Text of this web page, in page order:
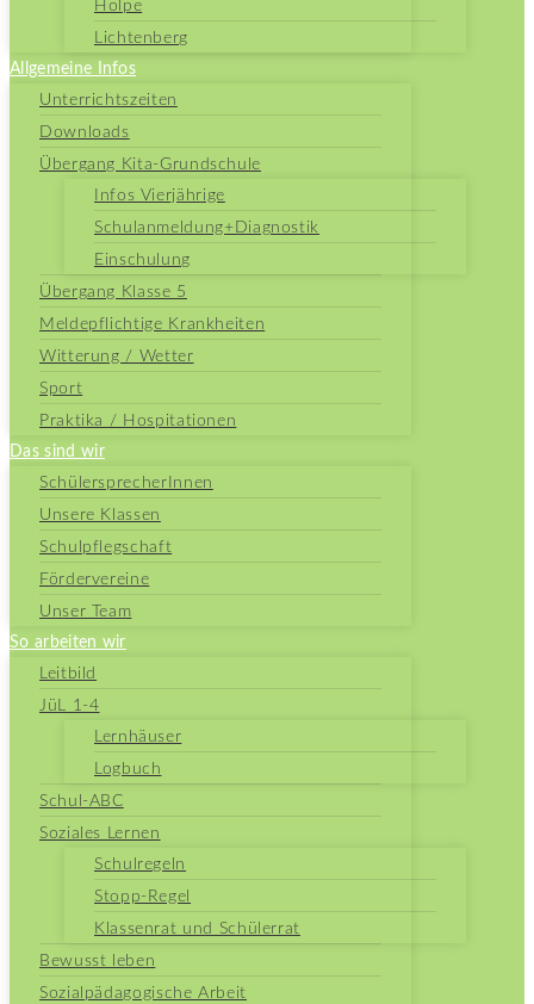
Holpe
Lichtenberg
Allgemeine Infos
Unterrichtszeiten
Downloads
Übergang Kita-Grundschule
Infos Vierjährige
Schulanmeldung+Diagnostik
Einschulung
Übergang Klasse 5
Meldepflichtige Krankheiten
Witterung / Wetter
Sport
Praktika / Hospitationen
Das sind wir
SchülersprecherInnen
Unsere Klassen
Schulpflegschaft
Fördervereine
Unser Team
So arbeiten wir
Leitbild
JüL 1-4
Lernhäuser
Logbuch
Schul-ABC
Soziales Lernen
Schulregeln
Stopp-Regel
Klassenrat und Schülerrat
Bewusst leben
Sozialpädagogische Arbeit